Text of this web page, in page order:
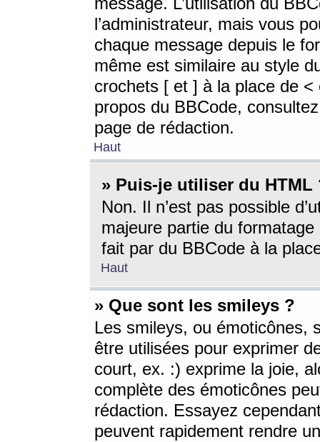
l’administrateur, mais vous
chaque message depuis le
même est similaire au style
crochets [ et ] à la place de <
propos du BBCode,
page de rédaction.
Haut
» Puis-je utiliser du HTML
Non. Il n’est pas possible
majeure partie du
fait par du BBCode à la
Haut
» Que sont les smileys ?
Les smileys, ou émoticônes,
être utilisées pour exprimer
court, ex. :) exprime la joie,
complète des émoticônes
rédaction. Essayez
peuvent rapidement rendre